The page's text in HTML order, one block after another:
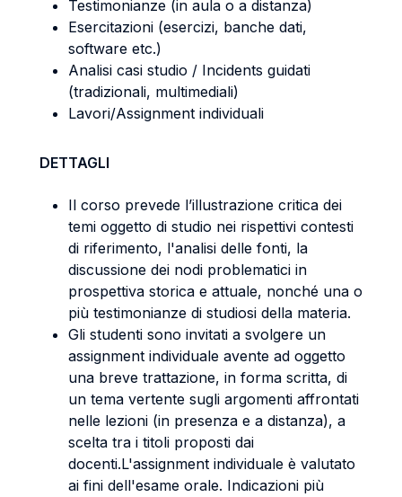
Testimonianze (in aula o a distanza)
Esercitazioni (esercizi, banche dati,
software etc.)
Analisi casi studio / Incidents guidati
(tradizionali, multimediali)
Lavori/Assignment individuali
DETTAGLI
Il corso prevede l’illustrazione critica dei
temi oggetto di studio nei rispettivi contesti
di riferimento, l'analisi delle fonti, la
discussione dei nodi problematici in
prospettiva storica e attuale, nonché una o
più testimonianze di studiosi della materia.
Gli studenti sono invitati a svolgere un
assignment individuale avente ad oggetto
una breve trattazione, in forma scritta, di
un tema vertente sugli argomenti affrontati
nelle lezioni (in presenza e a distanza), a
scelta tra i titoli proposti dai
docenti.L'assignment individuale è valutato
ai fini dell'esame orale. Indicazioni più